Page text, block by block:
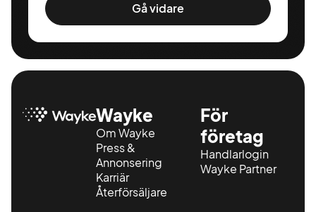
Gå vidare
Wayke
Om Wayke
Press &
Annonsering
Karriär
Återförsäljare
För
företag
Handlarlogin
Wayke Partner